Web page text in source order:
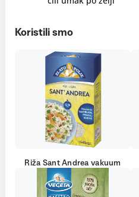
Koristili smo
Riža Sant Andrea vakuum